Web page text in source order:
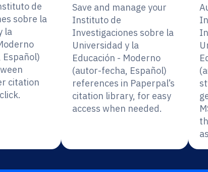
de
sobre la
la
citation
Save and manage your
Instituto de
Investigaciones sobre la
Universidad y la
Educación - Moderno
(autor-fecha, Español)
references in Paperpal’s
citation library, for easy
access when needed.